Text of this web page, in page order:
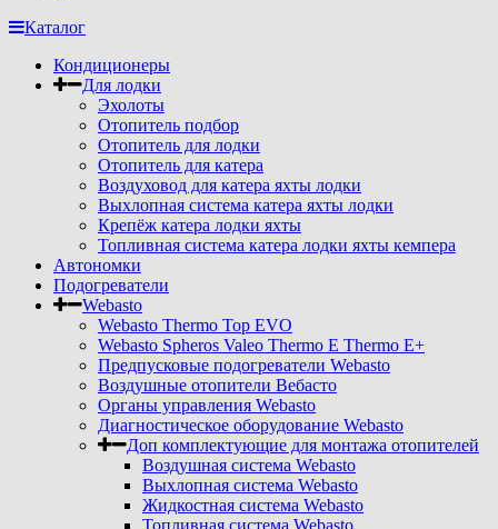
Каталог
Кондиционеры
Для лодки
Эхолоты
Отопитель подбор
Отопитель для лодки
Отопитель для катера
Воздуховод для катера яхты лодки
Выхлопная система катера яхты лодки
Крепёж катера лодки яхты
Топливная система катера лодки яхты кемпера
Автономки
Подогреватели
Webasto
Webasto Thermo Top EVO
Webasto Spheros Valeo Thermo E Thermo E+
Предпусковые подогреватели Webasto
Воздушные отопители Вебасто
Органы управления Webasto
Диагностическое оборудование Webasto
Доп комплектующие для монтажа отопителей
Воздушная система Webasto
Выхлопная система Webasto
Жидкостная система Webasto
Топливная система Webasto